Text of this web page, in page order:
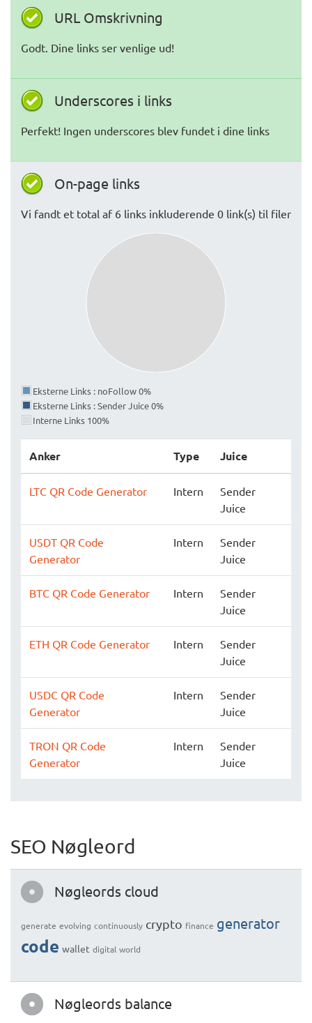
URL Omskrivning
Godt. Dine links ser venlige ud!
Underscores i links
Perfekt! Ingen underscores blev fundet i dine links
On-page links
Vi fandt et total af 6 links inkluderende 0 link(s) til filer
Eksterne Links : noFollow 0%
Eksterne Links : Sender Juice 0%
Interne Links 100%
Anker Type Juice
LTC QR Code Generator Intern
Sender
Juice
USDT QR Code
Generator
Intern
Sender
Juice
BTC QR Code Generator Intern
Sender
Juice
ETH QR Code Generator Intern
Sender
Juice
USDC QR Code
Generator
Intern
Sender
Juice
TRON QR Code
Generator
Intern
Sender
Juice
SEO Nøgleord
Nøgleords cloud
generate evolving continuously crypto finance generator
code wallet digital world
Nøgleords balance